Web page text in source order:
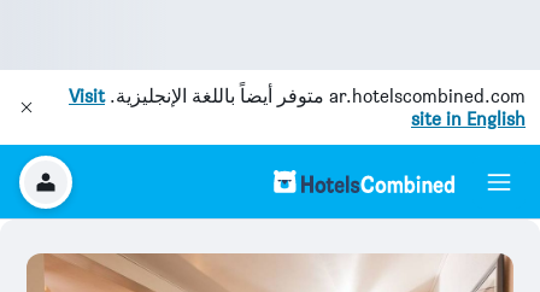
ar.hotelscombined.com متوفر أيضاً باللغة الإنجليزية.Visit
site in English